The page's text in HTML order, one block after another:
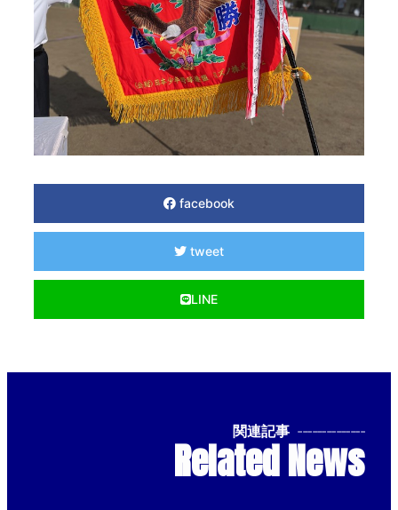
facebook
tweet
LINE
関連記事 --------------
Related News